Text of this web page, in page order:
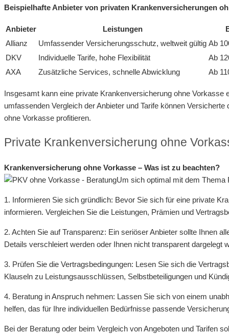
Beispielhafte Anbieter von privaten Krankenversicherungen
Anbieter Leistungen
Allianz
Umfassender Versicherungsschutz, weltweit gültig Ab
DKV
Individuelle Tarife, hohe Flexibilität
Ab
AXA
Zusätzliche Services, schnelle Abwicklung Ab
Insgesamt kann eine private Krankenversicherung ohne
umfassenden Vergleich der Anbieter und Tarife können
ohne Vorkasse profitieren.
Private Krankenversicherung ohne
Krankenversicherung ohne Vorkasse – Was ist zu beachten?
Um sich optimal mit dem Thema
1. Informieren Sie sich gründlich: Bevor Sie sich für eine private
informieren. Vergleichen Sie die Leistungen, Prämien und
2. Achten Sie auf Transparenz: Ein seriöser Anbieter sollte Ihnen
Details verschleiert werden oder Ihnen nicht transparent dargelegt
3. Prüfen Sie die Vertragsbedingungen: Lesen Sie sich die
Klauseln zu Leistungsausschlüssen, Selbstbeteiligungen und
4. Beratung in Anspruch nehmen: Lassen Sie sich von einem
helfen, das für Ihre individuellen Bedürfnisse passende
Bei der Beratung oder beim Vergleich von Angeboten und Tarifen